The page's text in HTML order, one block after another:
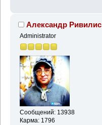
Александр Ривилис
Administrator
Сообщений: 13938
Карма: 1796